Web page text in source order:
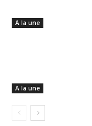
A la une
A la une